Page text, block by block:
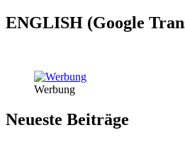
ENGLISH (Google
Werbung
Neueste Beiträge